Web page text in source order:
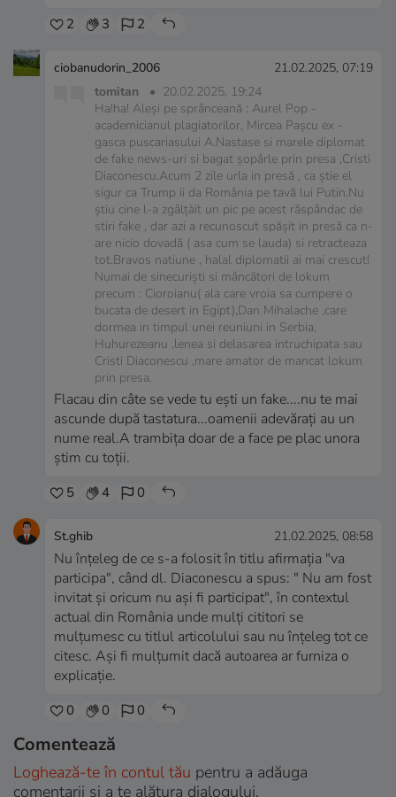
2 3 2
ciobanudorin_2006
21.02.2025, 07:19
tomitan
• 20.02.2025, 19:24
Ha!ha! Aleși pe sprânceană : Aurel Pop -
academicianul plagiatorilor, Mircea Pașcu ex -
gasca puscariasului A.Nastase si marele diplomat
de fake news-uri si bagat șopârle prin presa ,Cristi
Diaconescu.Acum 2 zile urla in presă , ca știe el
sigur ca Trump ii da România pe tavă lui Putin.Nu
știu cine l-a zgâlțàit un pic pe acest răspândac de
stiri fake , dar azi a recunoscut spășit in presă ca n-
are nicio dovadă ( asa cum se lauda) si retracteaza
tot.Bravos natiune , halal diplomatii ai mai crescut!
Numai de sinecuriști si mâncători de lokum
precum : Cioroianu( ala care vroia sa cumpere o
bucata de desert in Egipt),Dan Mihalache ,care
dormea in timpul unei reuniuni in Serbia,
Huhurezeanu ,lenea si delasarea intruchipata sau
Cristi Diaconescu ,mare amator de mancat lokum
prin presa.
Flacau din câte se vede tu ești un fake....nu te mai
ascunde după tastatura...oamenii adevărați au un
nume real.A trambița doar de a face pe plac unora
știm cu toții.
5 4 0
St.ghib 21.02.2025, 08:58
Nu înțeleg de ce s-a folosit în titlu afirmația "va
participa", când dl. Diaconescu a spus: " Nu am fost
invitat și oricum nu ași fi participat", în contextul
actual din România unde mulți cititori se
mulțumesc cu titlul articolului sau nu înțeleg tot ce
citesc. Ași fi mulțumit dacă autoarea ar furniza o
explicație.
0 0 0
Comentează
Loghează-te în contul tău pentru a adăuga
comentarii și a te alătura dialogului.